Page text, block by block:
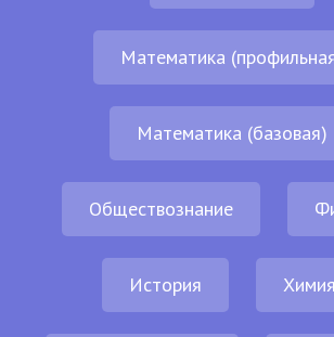
Математика
Математика (базовая)
Обществознание
История Химия